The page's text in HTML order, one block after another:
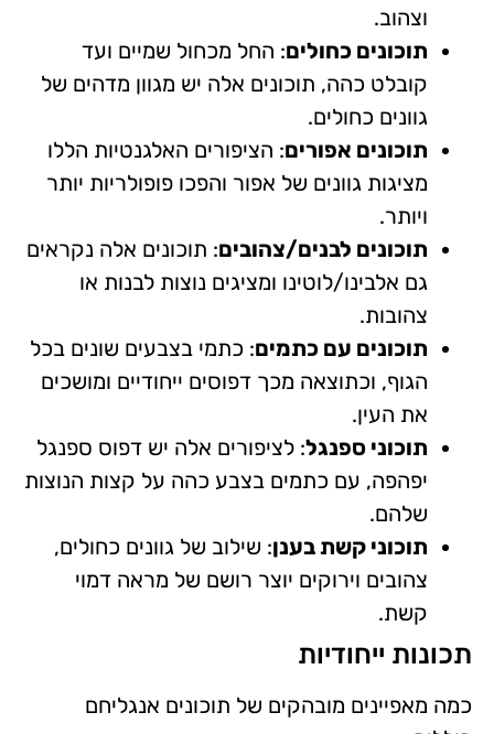
וצהוב.
תוכונים כחולים: החל מכחול שמיים ועד
קובלט כהה, תוכונים אלה יש מגוון מדהים של
גוונים כחולים.
תוכונים אפורים: הציפורים האלגנטיות הללו
מציגות גוונים של אפור והפכו פופולריות יותר
ויותר.
תוכונים לבנים/צהובים: תוכונים אלה נקראים
גם אלבינו/לוטינו ומציגים נוצות לבנות או
צהובות.
תוכונים עם כתמים: כתמי בצבעים שונים בכל
הגוף, וכתוצאה מכך דפוסים ייחודיים ומושכים
את העין.
תוכוני ספנגל: לציפורים אלה יש דפוס ספנגל
יפהפה, עם כתמים בצבע כהה על קצות הנוצות
שלהם.
תוכוני קשת בענן: שילוב של גוונים כחולים,
צהובים וירוקים יוצר רושם של מראה דמוי
קשת.
תכונות ייחודיות
כמה מאפיינים מובהקים של תוכונים אנגליחם